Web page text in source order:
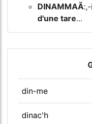
DINAMMAÃ
d'une tare...
din-me
dinac'h